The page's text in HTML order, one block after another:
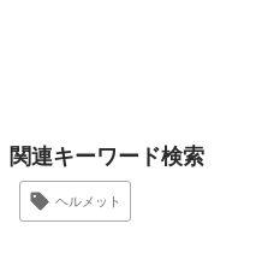
関連キーワード検索
ヘルメット